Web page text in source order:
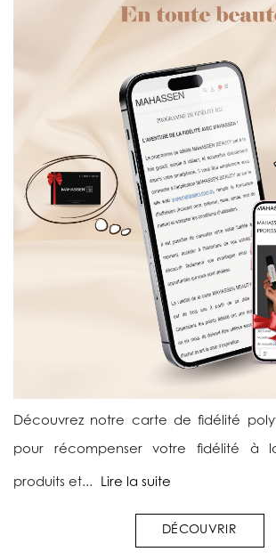
Découvrez notre carte de fidélité
pour récompenser votre fidélité à
produits et... Lire la suite
DÉCOUVRIR